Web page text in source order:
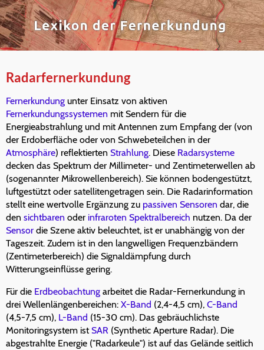
Radarfernerkundung
Fernerkundung unter Einsatz von aktiven
Fernerkundungssystemen mit Sendern für die
Energieabstrahlung und mit Antennen zum Empfang der (von
der Erdoberfläche oder von Schwebeteilchen in der
Atmosphäre) reflektierten Strahlung. Diese Radarsysteme
decken das Spektrum der Millimeter- und Zentimeterwellen ab
(sogenannter Mikrowellenbereich). Sie können bodengestützt,
luftgestützt oder satellitengetragen sein. Die Radarinformation
stellt eine wertvolle Ergänzung zu passiven Sensoren dar, die
den sichtbaren oder infraroten Spektralbereich nutzen. Da der
Sensor die Szene aktiv beleuchtet, ist er unabhängig von der
Tageszeit. Zudem ist in den langwelligen Frequenzbändern
(Zentimeterbereich) die Signaldämpfung durch
Witterungseinflüsse gering.
Für die Erdbeobachtung arbeitet die Radar-Fernerkundung in
drei Wellenlängenbereichen: X-Band (2,4-4,5 cm), C-Band
(4,5-7,5 cm), L-Band (15-30 cm). Das gebräuchlichste
Monitoringsystem ist SAR (Synthetic Aperture Radar). Die
abgestrahlte Energie ("Radarkeule") ist auf das Gelände seitlich